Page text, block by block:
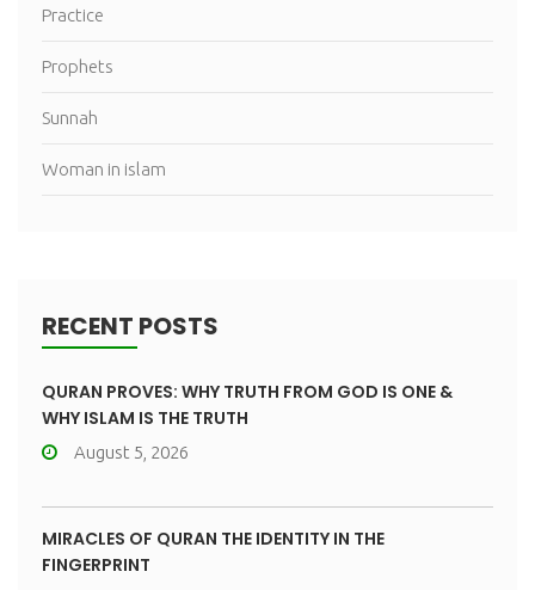
Practice
Prophets
Sunnah
Woman in islam
RECENT POSTS
QURAN PROVES: WHY TRUTH FROM GOD IS ONE &
WHY ISLAM IS THE TRUTH
August 5, 2026
MIRACLES OF QURAN THE IDENTITY IN THE
FINGERPRINT